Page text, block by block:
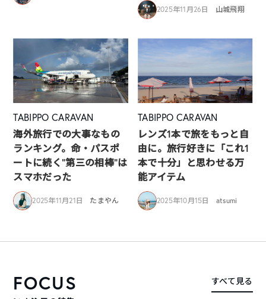
2025年11月26日 山城飛翔
TABIPPO CARAVAN
海外旅行での大事なもの
ランキング。命・パスポ
ートに続く“第三の相棒”は
スマホだった
2025年11月21日 たまやん
TABIPPO CARAVAN
レンズ1本で旅をもっと自
由に。旅行好きに「これ1
本で十分」と思わせる万
能アイテム
2025年10月15日 atsumi
FOCUS すべて見る